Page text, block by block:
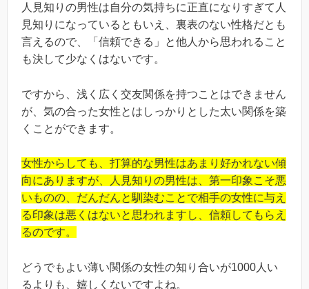
人見知りの男性は自分の気持ちに正直になりすぎて人
見知りになっているともいえ、裏表のない性格だとも
言えるので、「信頼できる」と他人から思われること
も決して少なくはないです。
ですから、浅く広く交友関係を持つことはできません
が、気の合った女性とはしっかりとした太い関係を築
くことができます。
女性からしても、打算的な男性はあまり好かれない傾
向にありますが、人見知りの男性は、第一印象こそ悪
いものの、だんだんと馴染むことで相手の女性に与え
る印象は悪くはないと思われますし、信頼してもらえ
るのです。
どうでもよい薄い関係の女性の知り合いが1000人い
るよりも、嬉しくないですよね。